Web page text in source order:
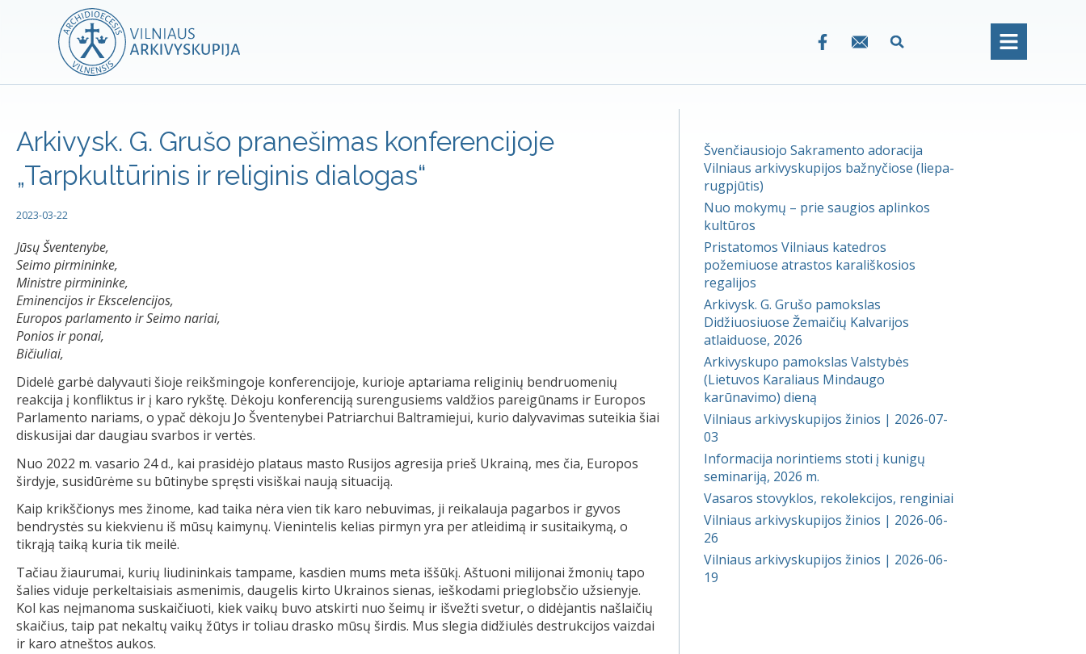
Arkivysk. G. Grušo pranešimas konferencijoje
„Tarpkultūrinis ir religinis dialogas“
2023-03-22
Jūsų Šventenybe,
Seimo pirmininke,
Ministre pirmininke,
Eminencijos ir Ekscelencijos,
Europos parlamento ir Seimo nariai,
Ponios ir ponai,
Bičiuliai,
Didelė garbė dalyvauti šioje reikšmingoje konferencijoje, kurioje aptariama religinių bendruomenių
reakcija į konfliktus ir į karo rykštę. Dėkoju konferenciją surengusiems valdžios pareigūnams ir Europos
Parlamento nariams, o ypač dėkoju Jo Šventenybei Patriarchui Baltramiejui, kurio dalyvavimas suteikia šiai
diskusijai dar daugiau svarbos ir vertės.
Nuo 2022 m. vasario 24 d., kai prasidėjo plataus masto Rusijos agresija prieš Ukrainą, mes čia, Europos
širdyje, susidūrėme su būtinybe spręsti visiškai naują situaciją.
Kaip krikščionys mes žinome, kad taika nėra vien tik karo nebuvimas, ji reikalauja pagarbos ir gyvos
bendrystės su kiekvienu iš mūsų kaimynų. Vienintelis kelias pirmyn yra per atleidimą ir susitaikymą, o
tikrąją taiką kuria tik meilė.
Tačiau žiaurumai, kurių liudininkais tampame, kasdien mums meta iššūkį. Aštuoni milijonai žmonių tapo
šalies viduje perkeltaisiais asmenimis, daugelis kirto Ukrainos sienas, ieškodami prieglobsčio užsienyje.
Kol kas neįmanoma suskaičiuoti, kiek vaikų buvo atskirti nuo šeimų ir išvežti svetur, o didėjantis našlaičių
skaičius, taip pat nekaltų vaikų žūtys ir toliau drasko mūsų širdis. Mus slegia didžiulės destrukcijos vaizdai
ir karo atneštos aukos.
Švenčiausiojo Sakramento adoracija
Vilniaus arkivyskupijos bažnyčiose (liepa-
rugpjūtis)
Nuo mokymų – prie saugios aplinkos
kultūros
Pristatomos Vilniaus katedros
požemiuose atrastos karališkosios
regalijos
Arkivysk. G. Grušo pamokslas
Didžiuosiuose Žemaičių Kalvarijos
atlaiduose, 2026
Arkivyskupo pamokslas Valstybės
(Lietuvos Karaliaus Mindaugo
karūnavimo) dieną
Vilniaus arkivyskupijos žinios | 2026-07-
03
Informacija norintiems stoti į kunigų
seminariją, 2026 m.
Vasaros stovyklos, rekolekcijos, renginiai
Vilniaus arkivyskupijos žinios | 2026-06-
26
Vilniaus arkivyskupijos žinios | 2026-06-
19